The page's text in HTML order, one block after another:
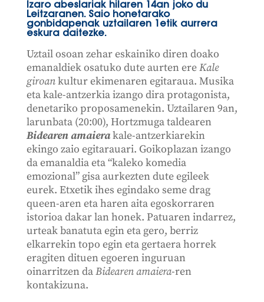
Izaro abeslariak hilaren 14an joko du
Leitzaranen. Saio honetarako
gonbidapenak uztailaren 1etik aurrera
eskura daitezke.
Uztail osoan zehar eskainiko diren doako
emanaldiek osatuko dute aurten ereKale
giroankultur ekimenaren egitaraua. Musika
eta kale-antzerkia izango dira protagonista,
denetariko proposamenekin. Uztailaren 9an,
larunbata (20:00), Hortzmuga taldearen
Bidearen amaierakale-antzerkiarekin
ekingo zaio egitarauari. Goikoplazan izango
da emanaldia eta “kaleko komedia
emozional” gisa aurkezten dute egileek
eurek. Etxetik ihes egindako seme drag
queen-aren eta haren aita egoskorraren
istorioa dakar lan honek. Patuaren indarrez,
urteak banatuta egin eta gero, berriz
elkarrekin topo egin eta gertaera horrek
eragiten dituen egoeren inguruan
oinarritzen daBidearen amaiera-ren
kontakizuna.